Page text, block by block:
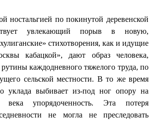
ностальгией по покинутой деревенской
увлекающий порыв в новую,
стихотворения, как и идущие
кабацкой», дают образ человека,
каждодневного тяжелого труда, по
сельской местности. В то же время
уклада выбивает из-под ног опору на
века упорядоченность. Эта потеря
не могла не преследовать